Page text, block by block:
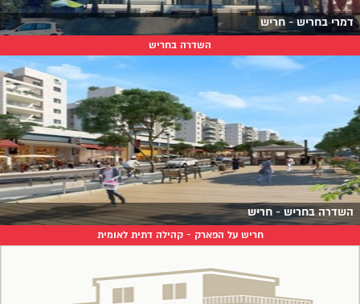
דמרי בחריש - חריש
השדרה בחריש
השדרה בחריש - חריש
חריש על הפארק - קהילה דתית לאומית